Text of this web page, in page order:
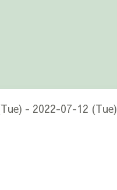
- 2022-07-12 (Tue)